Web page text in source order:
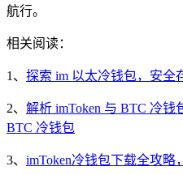
航行。
相关阅读：
1、 探索 im 以太冷钱包，安全
2、 解析 imToken 与 BTC 冷钱
BTC 冷钱包
3、 imToken冷钱包下载全攻